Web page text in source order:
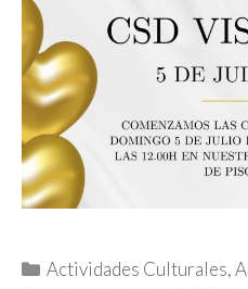
Categorías
Actividades Culturales,